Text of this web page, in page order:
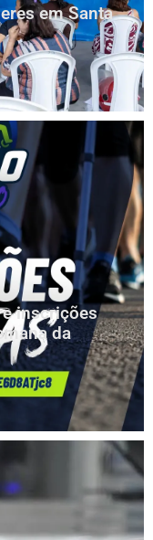
em Santa
inscrições
da